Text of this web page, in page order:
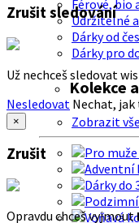
Férové, bio
Udržitelné
Dárky od
Dárky pro
Kolekce
Zobrazit
Zrušit sledování
Už nechceš sledovat
Nesledovat Nechat, jak
×
Zrušit
Opravdu chceš vyjmout